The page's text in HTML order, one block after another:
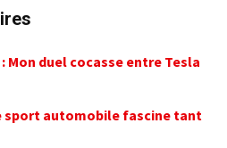
Mon duel cocasse entre Tesla
sport automobile fascine tant